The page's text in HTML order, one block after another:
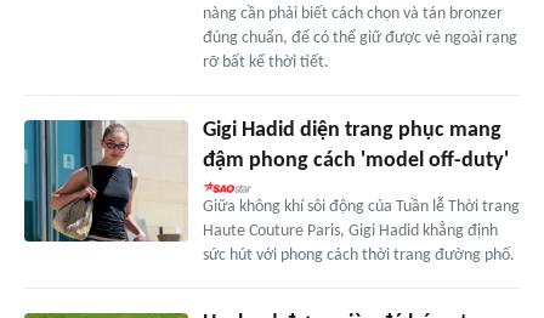
nàng cần phải biết cách chọn và tán bronzer
đúng chuẩn, để có thể giữ được vẻ ngoài rạng
rỡ bất kể thời tiết.
Gigi Hadid diện trang phục mang
đậm phong cách 'model off-duty'
Giữa không khí sôi động của Tuần lễ Thời trang
Haute Couture Paris, Gigi Hadid khẳng định
sức hút với phong cách thời trang đường phố.